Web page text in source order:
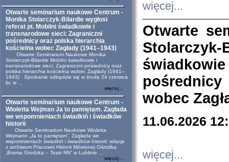
Otwarte seminarium naukowe Centrum -
Monika Stolarczyk-Bilardie wygłosi
referat pt. Mobilni świadkowie i
transnarodowe sieci: Zagraniczni
pośrednicy oraz polska hierarchia
kościelna wobec Zagłady (1941–1943)
Otwarte Seminarium Naukowe Monika
Stolarczyk-Bilardie Mobilni świadkowie i
transnarodowe sieci: Zagraniczni pośrednicy oraz
polska hierarchia kościelna wobec Zagłady (1941–
1943) Spotkanie odbędzie się w środę 24 czerwca
br. w ...
więcej...
Otwarte seminarium naukowe Centrum -
Wioletta Wejman Ja to pamiętam. Zagłada
we wspomnieniach świadkiń i świadków
historii
Otwarte Seminarium Naukowe Wioletta
Wejmann „Ja to pamiętam”. Zagłada we
wspomnieniach świadkiń i świadków historii: relacje
z archiwum Pracowni Historii Mówionej Ośrodka
„Brama Grodzka – Teatr NN” w Lublinie ...
więcej...
więcej...
Otwarte
wobec
11.06.2026
więcej...